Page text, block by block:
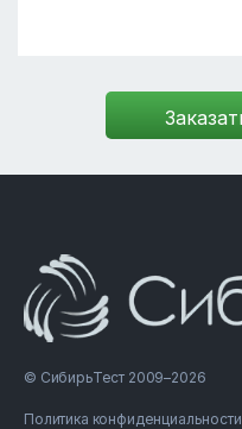
© СибирьТест 2009–2026
Политика конфиденциальности